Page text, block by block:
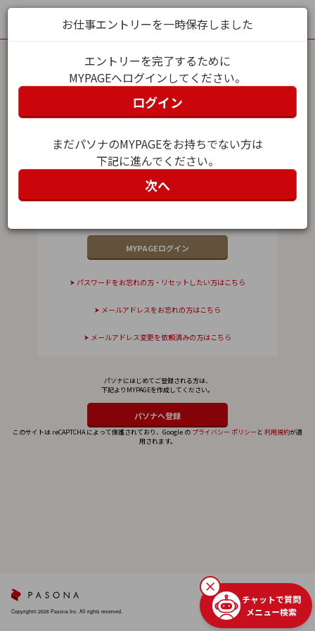
MYPAGEログイン
パスワード
パスワードをお忘れの方・リセットしたい方はこちら
メールアドレスをお忘れの方はこちら
メールアドレス変更を依頼済みの方はこちら
パソナにはじめてご登録される方は、
下記よりMYPAGEを作成してください。
このサイトは reCAPTCHA によって保護されており、Google の プライバシー ポリシー と 利用規約が適
用されます。
お仕事エントリーを一時保存しました
エントリーを完了するために
MYPAGEへログインしてください。
ログイン
まだパソナのMYPAGEをお持ちでない方は
下記に進んでください。
次へ
Copyright© 2026 Pasona Inc. All rights reserved.
チャットで質問
メニュー検索